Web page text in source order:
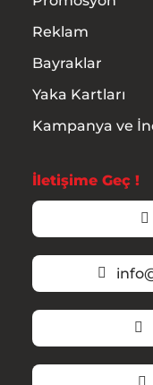
Reklam
Bayraklar
Yaka Kartları
Kampanya ve
İletişime Geç !